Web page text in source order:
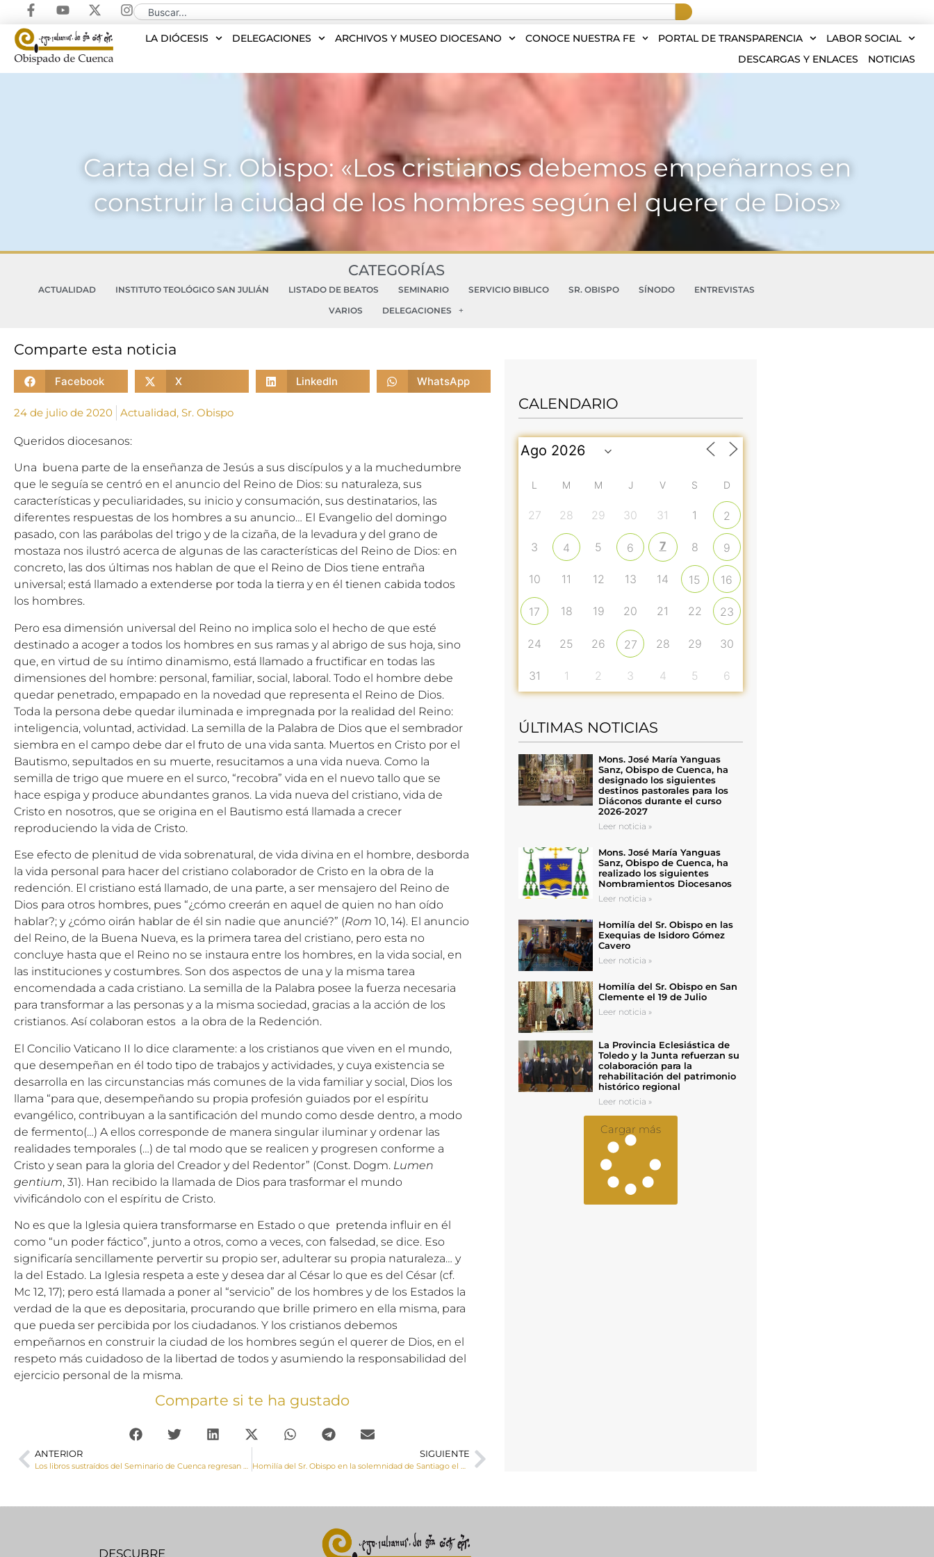
LA DIÓCESIS DELEGACIONES ARCHIVOS Y MUSEO DIOCESANO CONOCE NUESTRA FE PORTAL DE TRANSPARENCIA
LABOR SOCIAL
DESCARGAS Y ENLACES
NOTICIAS
Carta del Sr. Obispo: «Los cristianos debemos empeñarnos en
construir la ciudad de los hombres según el querer de Dios»
CATEGORÍAS
ACTUALIDAD INSTITUTO TEOLÓGICO SAN JULIÁN LISTADO DE BEATOS SEMINARIO SERVICIO BIBLICO SR. OBISPO SÍNODO
ENTREVISTAS
VARIOS
DELEGACIONES
Comparte esta noticia
Facebook X LinkedIn WhatsApp
24 de julio de 2020 Actualidad, Sr. Obispo
Queridos diocesanos:
Una buena parte de la enseñanza de Jesús a sus discípulos y a la muchedumbre
que le seguía se centró en el anuncio del Reino de Dios: su naturaleza, sus
características y peculiaridades, su inicio y consumación, sus destinatarios, las
diferentes respuestas de los hombres a su anuncio… El Evangelio del domingo
pasado, con las parábolas del trigo y de la cizaña, de la levadura y del grano de
mostaza nos ilustró acerca de algunas de las características del Reino de Dios: en
concreto, las dos últimas nos hablan de que el Reino de Dios tiene entraña
universal; está llamado a extenderse por toda la tierra y en él tienen cabida todos
los hombres.
Pero esa dimensión universal del Reino no implica solo el hecho de que esté
destinado a acoger a todos los hombres en sus ramas y al abrigo de sus hoja, sino
que, en virtud de su íntimo dinamismo, está llamado a fructificar en todas las
dimensiones del hombre: personal, familiar, social, laboral. Todo el hombre debe
quedar penetrado, empapado en la novedad que representa el Reino de Dios.
Toda la persona debe quedar iluminada e impregnada por la realidad del Reino:
inteligencia, voluntad, actividad. La semilla de la Palabra de Dios que el sembrador
siembra en el campo debe dar el fruto de una vida santa. Muertos en Cristo por el
Bautismo, sepultados en su muerte, resucitamos a una vida nueva. Como la
semilla de trigo que muere en el surco, “recobra” vida en el nuevo tallo que se
hace espiga y produce abundantes granos. La vida nueva del cristiano, vida de
Cristo en nosotros, que se origina en el Bautismo está llamada a crecer
reproduciendo la vida de Cristo.
Ese efecto de plenitud de vida sobrenatural, de vida divina en el hombre, desborda
la vida personal para hacer del cristiano colaborador de Cristo en la obra de la
redención. El cristiano está llamado, de una parte, a ser mensajero del Reino de
Dios para otros hombres, pues “¿cómo creerán en aquel de quien no han oído
hablar?; y ¿cómo oirán hablar de él sin nadie que anuncié?” (Rom 10, 14). El anuncio
del Reino, de la Buena Nueva, es la primera tarea del cristiano, pero esta no
concluye hasta que el Reino no se instaura entre los hombres, en la vida social, en
las instituciones y costumbres. Son dos aspectos de una y la misma tarea
encomendada a cada cristiano. La semilla de la Palabra posee la fuerza necesaria
para transformar a las personas y a la misma sociedad, gracias a la acción de los
cristianos. Así colaboran estos a la obra de la Redención.
El Concilio Vaticano II lo dice claramente: a los cristianos que viven en el mundo,
que desempeñan en él todo tipo de trabajos y actividades, y cuya existencia se
desarrolla en las circunstancias más comunes de la vida familiar y social, Dios los
llama “para que, desempeñando su propia profesión guiados por el espíritu
evangélico, contribuyan a la santificación del mundo como desde dentro, a modo
de fermento(…) A ellos corresponde de manera singular iluminar y ordenar las
realidades temporales (…) de tal modo que se realicen y progresen conforme a
Cristo y sean para la gloria del Creador y del Redentor” (Const. Dogm. Lumen
gentium, 31). Han recibido la llamada de Dios para trasformar el mundo
vivificándolo con el espíritu de Cristo.
No es que la Iglesia quiera transformarse en Estado o que pretenda influir en él
como “un poder fáctico”, junto a otros, como a veces, con falsedad, se dice. Eso
significaría sencillamente pervertir su propio ser, adulterar su propia naturaleza… y
la del Estado. La Iglesia respeta a este y desea dar al César lo que es del César (cf.
Mc 12, 17); pero está llamada a poner al “servicio” de los hombres y de los Estados la
verdad de la que es depositaria, procurando que brille primero en ella misma, para
que pueda ser percibida por los ciudadanos. Y los cristianos debemos
empeñarnos en construir la ciudad de los hombres según el querer de Dios, en el
respeto más cuidadoso de la libertad de todos y asumiendo la responsabilidad del
ejercicio personal de la misma.
Comparte si te ha gustado
ANTERIOR SIGUIENTE
CALENDARIO
L M M J V S D
27 28 29 30 31 1 2
3 4 5 6 7 8 9
10 11 12 13 14 15 16
17 18 19 20 21 22 23
24 25 26 27 28 29 30
31 1 2 3 4 5 6
ÚLTIMAS NOTICIAS
Mons. José María Yanguas
Sanz, Obispo de Cuenca, ha
designado los siguientes
destinos pastorales para los
Diáconos durante el curso
2026-2027
Leer noticia »
Mons. José María Yanguas
Sanz, Obispo de Cuenca, ha
realizado los siguientes
Nombramientos Diocesanos
Leer noticia »
Homilía del Sr. Obispo en las
Exequias de Isidoro Gómez
Cavero
Leer noticia »
Homilía del Sr. Obispo en San
Clemente el 19 de Julio
Leer noticia »
La Provincia Eclesiástica de
Toledo y la Junta refuerzan su
colaboración para la
rehabilitación del patrimonio
histórico regional
Leer noticia »
Cargar más
DESCUBRE